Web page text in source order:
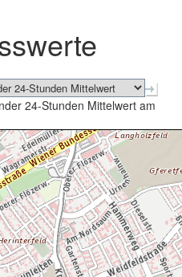
schließen
24-Stunden Mittelwert am